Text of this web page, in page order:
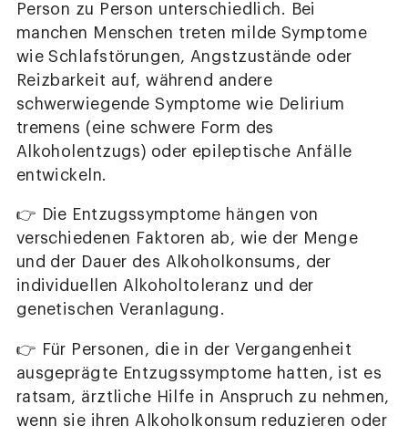
Person zu Person unterschiedlich. Bei
manchen Menschen treten milde Symptome
wie Schlafstörungen, Angstzustände oder
Reizbarkeit auf, während andere
schwerwiegende Symptome wie Delirium
tremens (eine schwere Form des
Alkoholentzugs) oder epileptische Anfälle
entwickeln.
👉 Die Entzugssymptome hängen von
verschiedenen Faktoren ab, wie der Menge
und der Dauer des Alkoholkonsums, der
individuellen Alkoholtoleranz und der
genetischen Veranlagung.
👉 Für Personen, die in der Vergangenheit
ausgeprägte Entzugssymptome hatten, ist es
ratsam, ärztliche Hilfe in Anspruch zu nehmen,
wenn sie ihren Alkoholkonsum reduzieren oder